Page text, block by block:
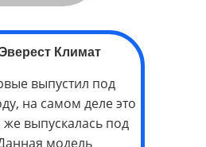
Климат
выпустил под
на самом деле это
выпускалась под
модель